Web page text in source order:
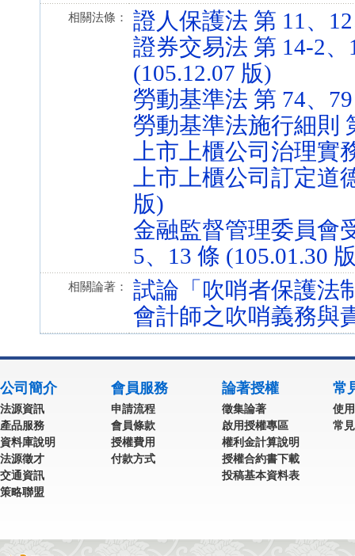
相關法條：
證人保護法 第 11、
證券交易法 第 14-2
(105.12.07 版)
勞動基準法 第 74、
勞動基準法施行細則
上市上櫃公司治理實
上市上櫃公司訂定道
版)
金融監督管理委員會
5、13 條 (105.01.30
相關論著：
試論「吹哨者保護法
會計師之吹哨義務與
公司簡介
法源資訊
產品服務
資料庫說明
法源徵才
交通資訊
策略聯盟
會員服務
申請流程
會員條款
授權費用
付款方式
論著授權
徵集論著
啟用授權專區
權利金計算說明
授權合約書下載
投稿基本資料表
常
使
常